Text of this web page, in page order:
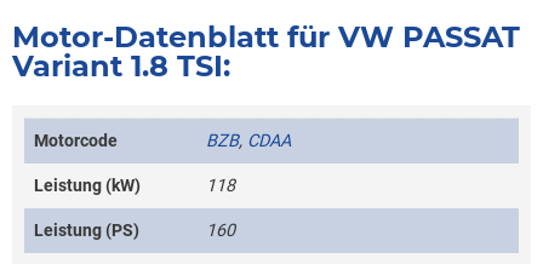
Motor-Datenblatt für VW PASSAT
Variant 1.8 TSI:
Motorcode BZB, CDAA
Leistung (kW) 118
Leistung (PS) 160